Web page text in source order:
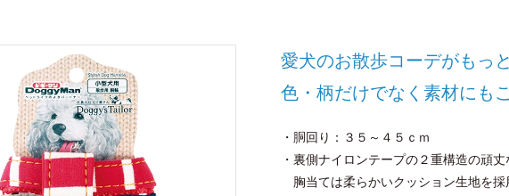
愛犬のお散歩コーデがもっ
色・柄だけでなく素材にも
・胴回り：３５～４５ｃｍ
・裏側ナイロンテープの２重構造の頑丈
胸当ては柔らかいクッション生地を採